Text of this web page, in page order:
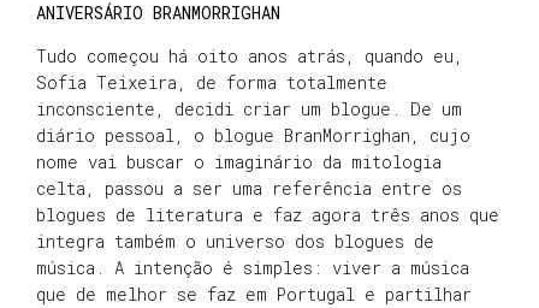
ANIVERSÁRIO BRANMORRIGHAN
Tudo começou há oito anos atrás, quando eu,
Sofia Teixeira, de forma totalmente
inconsciente, decidi criar um blogue. De um
diário pessoal, o blogue BranMorrighan, cujo
nome vai buscar o imaginário da mitologia
celta, passou a ser uma referência entre os
blogues de literatura e faz agora três anos que
integra também o universo dos blogues de
música. A intenção é simples: viver a música
que de melhor se faz em Portugal e partilhar